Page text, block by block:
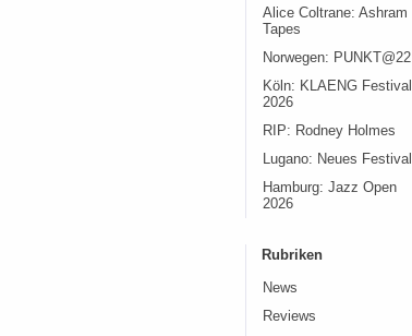
Alice Coltrane: Ashram
Tapes
Norwegen: PUNKT@22
Köln: KLAENG Festival
2026
RIP: Rodney Holmes
Lugano: Neues Festival
Hamburg: Jazz Open
2026
Rubriken
News
Reviews